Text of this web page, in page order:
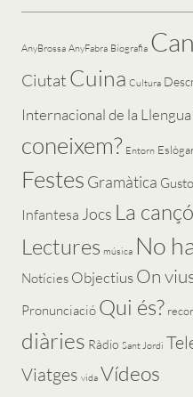
AnyBrossa AnyFabra Biografia
Ciutat Cuina Cultura
Internacional de la
coneixem? Entorn
Festes Gramàtica
Infantesa Jocs La
Lectures música No
Notícies ObjectiusOn
Pronunciació Qui és?
diàries Ràdio Sant Jordi
Viatges vida Vídeos